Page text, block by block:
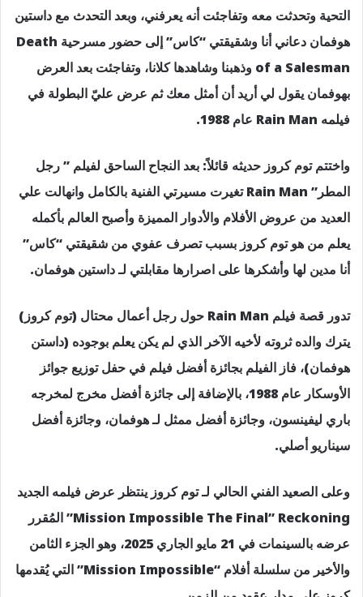
التحية وتحدثت معه وتفاجئت أنه يعرفني، وبعد التحدث مع داستين
هوفمان دعاني أنا وشقيقتي “كاس” إلى حضور مسرحية Death
of a Salesman وذهبنا وشاهدها كلانا، وتفاجئت بعد العرض
بهوفمان يقول لي أريد أن أمثل معك ثم عرض عليّ البطولة في
فيلمه Rain Man عام 1988.
واختتم توم كروز حديثه قائلاً: بعد النجاح الساحق لفيلم ” رجل
المطر” Rain Man تغيرت مسيرتي الفنية بالكامل وانهالت علي
العديد من عروض الأفلام والأدوار المميزة وأصبح العالم بأكمله
يعلم من هو توم كروز بسبب تصرف عفوي من شقيقتي “كاس”
أنا مدين لها وأشكرها على اصرارها مقابلتي لـ داستين هوفمان.
تدور قصة فيلم Rain Man حول رجل أعمال محتال (توم كروز)
يترك والده ثروته لأخيه الآخر الذي لم يكن يعلم بوجوده (داستن
هوفمان)، فاز الفيلم بجائزة أفضل فيلم في حفل توزيع جوائز
الأوسكار عام 1988، بالإضافة إلى جائزة أفضل مخرج لمخرجه
باري ليفينسون، وجائزة أفضل ممثل لـ هوفمان، وجائزة أفضل
سيناريو أصلي.
وعلى الصعيد الفني الحالي لـ توم كروز ينتظر عرض فيلمه الجديد
Mission Impossible The Final” Reckoning” المُقرر
عرضه بالسينمات في 21 مايو الجاري 2025، وهو الجزء الثامن
والأخير من سلسلة أفلام “Mission Impossible” التي يُقدمها